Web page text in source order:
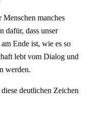
Menschen manches
dafür, dass unser
Ende ist, wie es so
lebt vom Dialog und
werden.
deutlichen Zeichen